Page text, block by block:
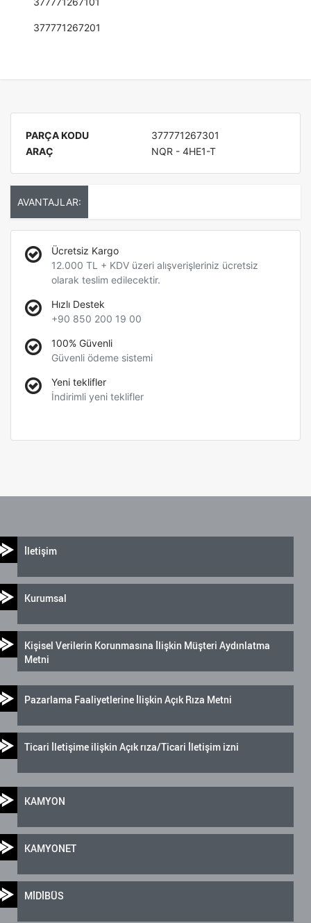
377771267201
PARÇA KODU
377771267301
ARAÇ
NQR - 4HE1-T
AVANTAJLAR:
Ücretsiz Kargo
12.000 TL + KDV üzeri alışverişleriniz ücretsiz
olarak teslim edilecektir.
Hızlı Destek
+90 850 200 19 00
100% Güvenli
Güvenli ödeme sistemi
Yeni teklifler
İndirimli yeni teklifler
İletişim
Kurumsal
Kişisel Verilerin Korunmasına İlişkin Müşteri Aydınlatma
Metni
Pazarlama Faaliyetlerine İlişkin Açık Rıza Metni
Ticari İletişime ilişkin Açık rıza/Ticari İletişim izni
KAMYON
KAMYONET
MİDİBÜS